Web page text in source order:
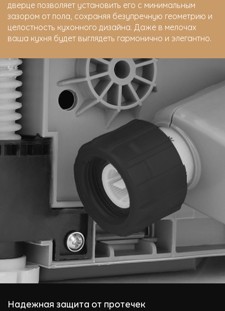
дверце позволяет установить его с минимальным
зазором от пола, сохраняя безупречную геометрию и
целостность кухонного дизайна. Даже в мелочах
ваша кухня будет выглядеть гармонично и элегантно.
Надежная защита от протечек